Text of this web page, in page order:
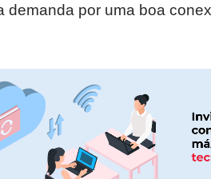
demanda por uma boa